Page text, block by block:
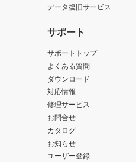
データ復旧サービス
サポート
サポートトップ
よくある質問
ダウンロード
対応情報
修理サービス
お問合せ
カタログ
お知らせ
ユーザー登録